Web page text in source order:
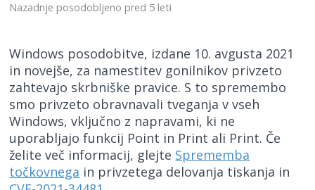
Nazadnje posodobljeno pred 5 leti
Windows posodobitve, izdane 10. avgusta 2021
in novejše, za namestitev gonilnikov privzeto
zahtevajo skrbniške pravice. S to spremembo
smo privzeto obravnavali tveganja v vseh
Windows, vključno z napravami, ki ne
uporabljajo funkcij Point in Print ali Print. Če
želite več informacij, glejte Sprememba
točkovnega in privzetega delovanja tiskanja in